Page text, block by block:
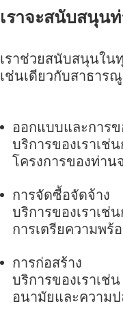
เราจะสนับสนุน
เราช่วยสนับสนุนใน
เช่นเดียวกับสาธาร
ออกแบบและการ
บริการของเราเช่
โครงการของท่า
การจัดซื้อจัดจ้าง
บริการของเราเช่
การเตรียความพร้
การก่อสร้าง
บริการของเราเช่
อนามัยและความ